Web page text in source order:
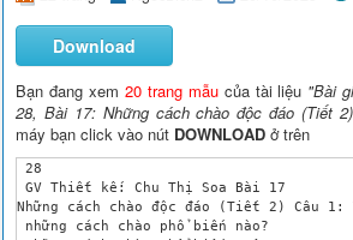
Download
Bạn đang xem 20 trang mẫucủa tài liệu "Bài
28, Bài 17: Những cách chào độc đáo (Tiết
máy bạn click vào nút DOWNLOAD ở trên
28
GV Thiết kế: Chu Thị Soa Bài 17
Những cách chào độc đáo (Tiết 2) Câu
những cách chào phổ biến nào?